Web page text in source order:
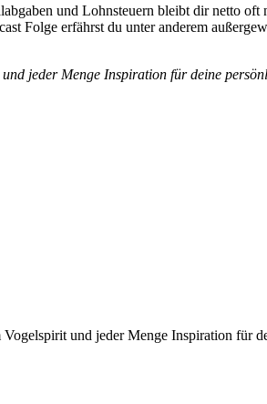
und Lohnsteuern bleibt dir netto
Folge erfährst du unter anderem
jeder Menge Inspiration für deine
und jeder Menge Inspiration für